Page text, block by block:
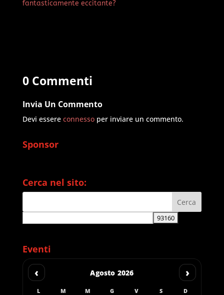
fantasticamente eccitante?
0 Commenti
Invia Un Commento
Devi essere connessoper inviare un commento.
Sponsor
Cerca nel sito:
Eventi
‹ Agosto 2026 ›
L M M G V S D